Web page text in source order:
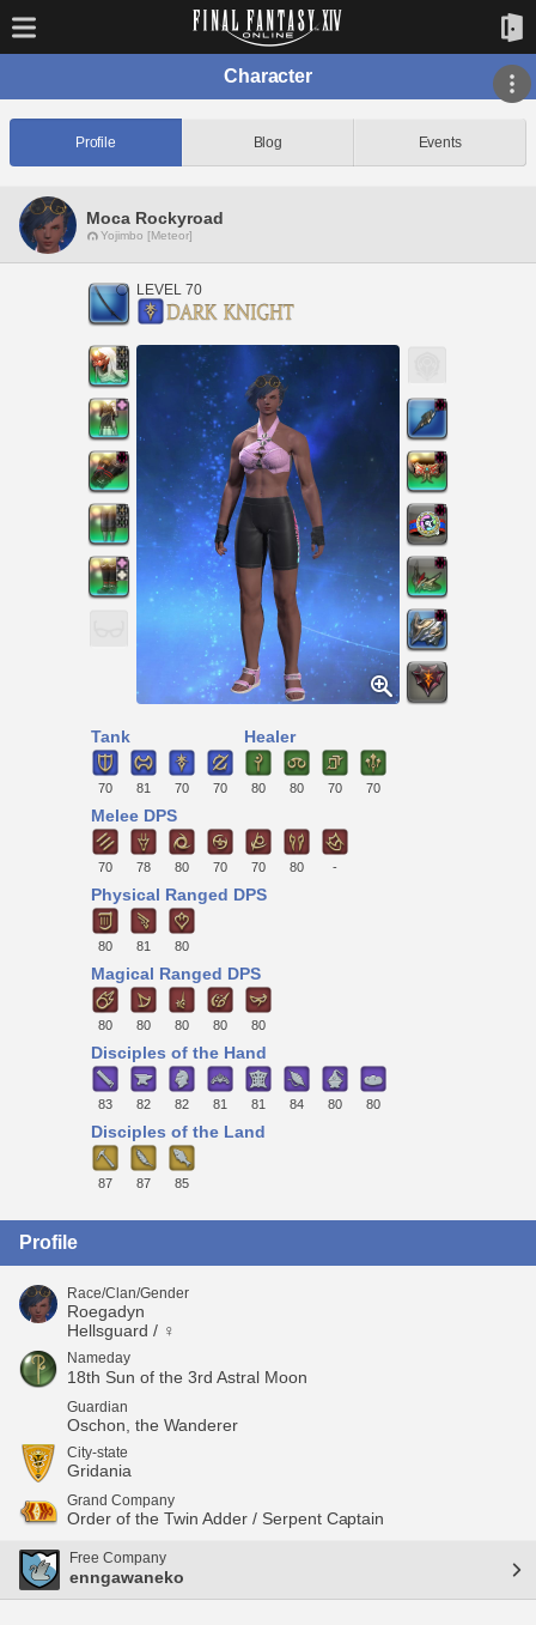
Character
Profile Blog Events
Moca Rockyroad
Yojimbo [Meteor]
LEVEL 70
Tank
70 81 70 70
Healer
80 80 70 70
Melee DPS
70 78 80 70 70 80 -
Physical Ranged DPS
80 81 80
Magical Ranged DPS
80 80 80 80 80
Disciples of the Hand
83 82 82 81 81 84 80 80
Disciples of the Land
87 87 85
Profile
Race/Clan/Gender
Roegadyn
Hellsguard / ♀
Nameday
18th Sun of the 3rd Astral Moon
Guardian
Oschon, the Wanderer
City-state
Gridania
Grand Company
Order of the Twin Adder / Serpent Captain
Free Company
enngawaneko